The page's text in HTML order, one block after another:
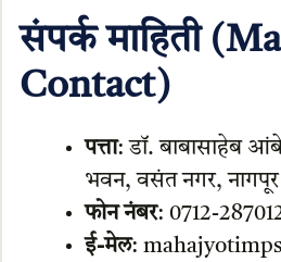
संपर्क माहिती
Contact)
पत्ता: डॉ. बाबासाहेब
भवन, वसंत नगर,
फोन नंबर: 0712-
ई-मेल: